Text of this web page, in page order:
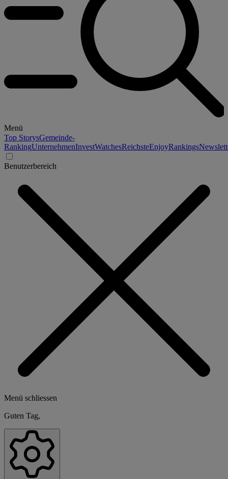
Menü
Top StorysGemeinde-
RankingUnternehmenInvestWatchesReichsteEnjoyRankings
Benutzerbereich
Menü schliessen
Guten Tag,